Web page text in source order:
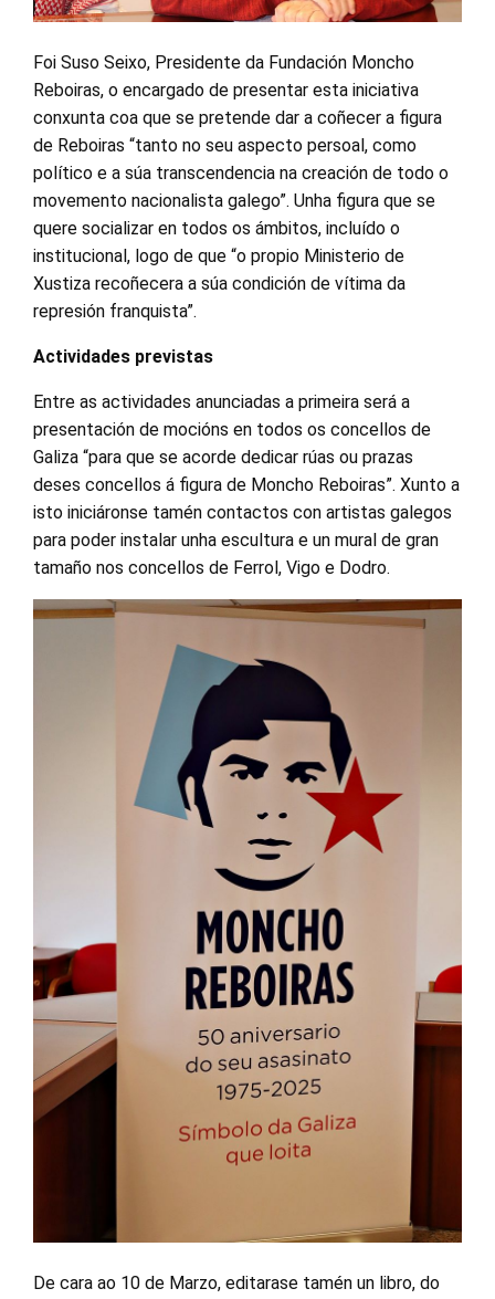
Foi Suso Seixo, Presidente da Fundación Moncho
Reboiras, o encargado de presentar esta iniciativa
conxunta coa que se pretende dar a coñecer a figura
de Reboiras “tanto no seu aspecto persoal, como
político e a súa transcendencia na creación de todo o
movemento nacionalista galego”. Unha figura que se
quere socializar en todos os ámbitos, incluído o
institucional, logo de que “o propio Ministerio de
Xustiza recoñecera a súa condición de vítima da
represión franquista”.
Actividades previstas
Entre as actividades anunciadas a primeira será a
presentación de mocións en todos os concellos de
Galiza “para que se acorde dedicar rúas ou prazas
deses concellos á figura de Moncho Reboiras”. Xunto a
isto iniciáronse tamén contactos con artistas galegos
para poder instalar unha escultura e un mural de gran
tamaño nos concellos de Ferrol, Vigo e Dodro.
De cara ao 10 de Marzo, editarase tamén un libro, do